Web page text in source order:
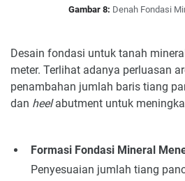
Gambar 8: Denah Fondasi
Desain fondasi untuk tanah
meter. Terlihat adanya perluasan
penambahan jumlah baris tiang
dan heelabutment untuk
Formasi Fondasi Mineral
Penyesuaian jumlah tiang